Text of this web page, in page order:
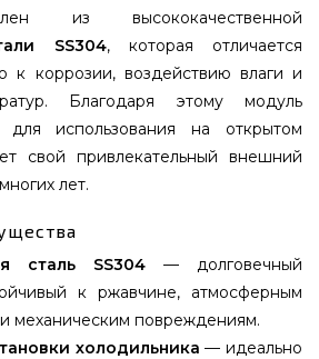
из высококачественной
SS304, которая отличается
к коррозии, воздействию влаги и
Благодаря этому модуль
для использования на открытом
свой привлекательный внешний
лет.
сталь SS304 — долговечный
к ржавчине, атмосферным
механическим повреждениям.
холодильника — идеально